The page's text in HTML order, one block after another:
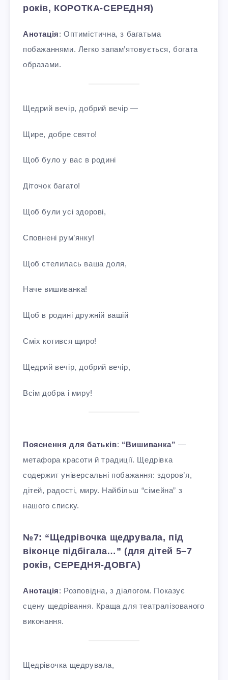
років, КОРОТКА-СЕРЕДНЯ)
Анотація: Оптимістична, з багатьма
побажаннями. Легко запам’ятовується, богата
образами.
Щедрий вечір, добрий вечір —
Щире, добре свято!
Щоб було у вас в родині
Діточок багато!
Щоб були усі здорові,
Сповнені рум’янку!
Щоб стелилась ваша доля,
Наче вишиванка!
Щоб в родині дружній вашій
Сміх котився щиро!
Щедрий вечір, добрий вечір,
Всім добра і миру!
Пояснення для батьків: “Вишиванка” —
метафора красоти й традиції. Щедрівка
содержит універсальні побажання: здоров’я,
дітей, радості, миру. Найбільш “сімейна” з
нашого списку.
№7: “Щедрівочка щедрувала, під
віконце підбігала…” (для дітей 5–7
років, СЕРЕДНЯ-ДОВГА)
Анотація: Розповідна, з діалогом. Показує
сцену щедрівання. Краща для театралізованого
виконання.
Щедрівочка щедрувала,